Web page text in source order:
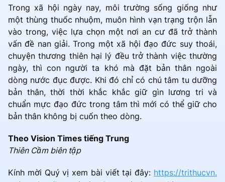
Trong xã hội ngày nay, môi trường sống giống như
một thùng thuốc nhuộm, muôn hình vạn trạng trộn lẫn
vào trong, việc lựa chọn một nơi an cư đã trở thành
vấn đề nan giải. Trong một xã hội đạo đức suy thoái,
chuyện thương thiên hại lý đều trở thành việc thường
ngày, thì con người ta khó mà đặt bản thân ngoài
dòng nước đục được. Khi đó chỉ có chú tâm tu dưỡng
bản thân, thời thời khắc khắc giữ gìn lương tri và
chuẩn mực đạo đức trong tâm thì mới có thể giữ cho
bản thân không bị cuốn theo dòng.
Theo Vision Times tiếng Trung
Thiên Cầm biên tập
Kính mời Quý vị xem bài viết tại đây: https://trithucvn.